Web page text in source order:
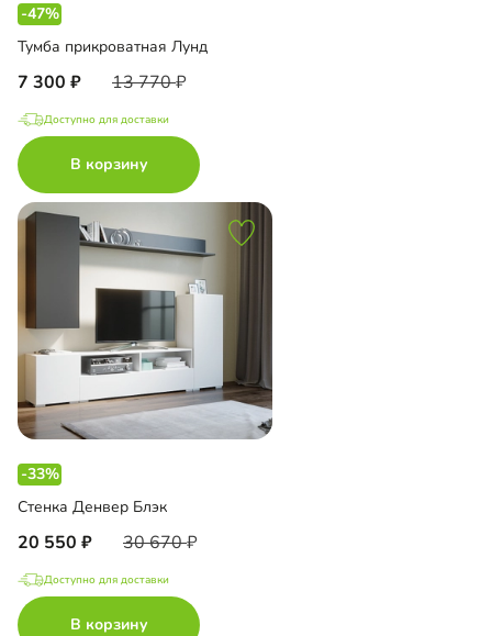
-47%
Тумба прикроватная Лунд
7 300 13 770
Доступно для доставки
В корзину
-33%
Стенка Денвер Блэк
20 550 30 670
Доступно для доставки
В корзину